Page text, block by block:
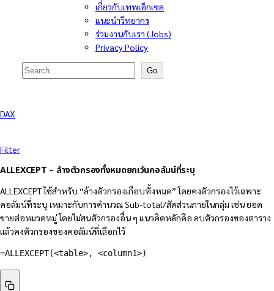
เกี่ยวกับเทพเอ็กเซล
แนะนำวิทยากร
ร่วมงานกับเรา (Jobs)
Privacy Policy
Search
Go
DAX
Filter
ALLEXCEPT – ล้างตัวกรองทั้งหมดยกเว้นคอลัมน์ที่ระบุ
ALLEXCEPT ใช้สำหรับ “ล้างตัวกรองเกือบทั้งหมด” โดยคงตัวกรองไว้เฉพาะ
คอลัมน์ที่ระบุ เหมาะกับการคำนวณ Sub-total/สัดส่วนภายในกลุ่ม เช่น ยอด
ขายต่อหมวดหมู่ โดยไม่สนตัวกรองอื่น ๆ แนวคิดหลักคือ ลบตัวกรองของตาราง
แล้วคงตัวกรองของคอลัมน์ที่เลือกไว้
=ALLEXCEPT(<table>, <column1>)